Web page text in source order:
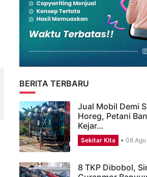
BERITA TERBARU
Jual Mobil Demi
Horeg, Petani
Sekitar Kita 08 Agu